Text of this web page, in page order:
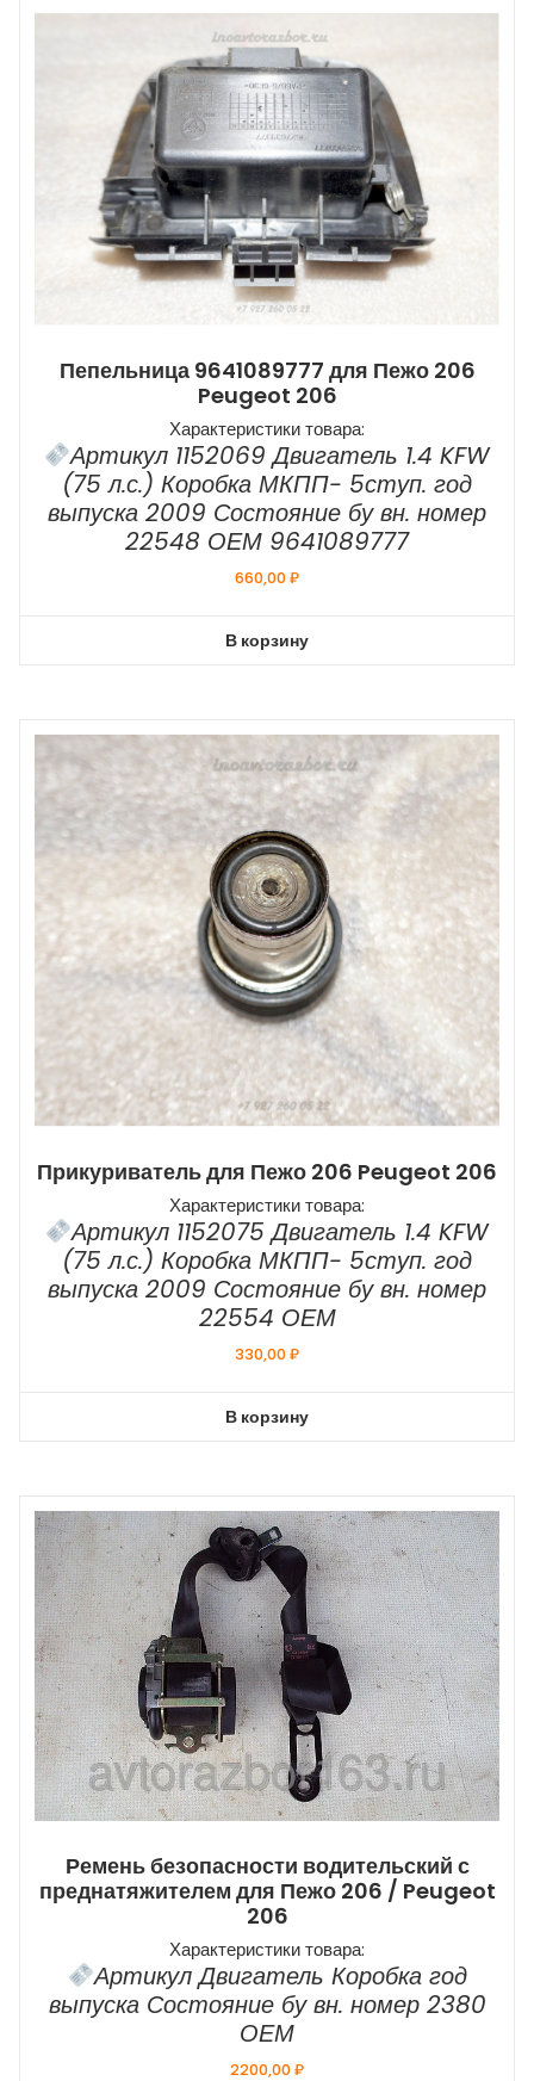
Пепельница 9641089777 для Пежо 206
Peugeot 206
Характеристики товара:
Артикул 1152069 Двигатель 1.4 KFW
(75 л.с.) Коробка МКПП- 5ступ. год
выпуска 2009 Состояние бу вн. номер
22548 ОЕМ 9641089777
660,00₽
В корзину
Прикуриватель для Пежо 206 Peugeot 206
Характеристики товара:
Артикул 1152075 Двигатель 1.4 KFW
(75 л.с.) Коробка МКПП- 5ступ. год
выпуска 2009 Состояние бу вн. номер
22554 ОЕМ
330,00₽
В корзину
Ремень безопасности водительский с
преднатяжителем для Пежо 206 / Peugeot
206
Характеристики товара:
Артикул Двигатель Коробка год
выпуска Состояние бу вн. номер 2380
ОЕМ
2200,00₽